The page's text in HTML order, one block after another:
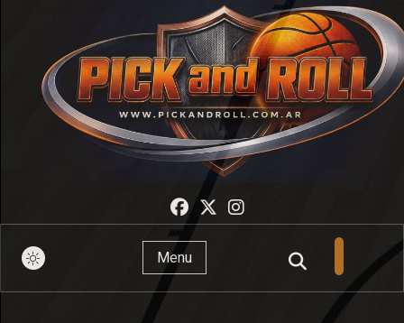
Pick And Roll
Menu